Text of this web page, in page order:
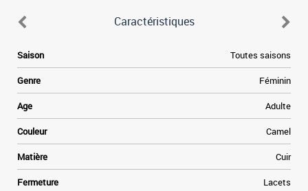
Caractéristiques
Saison Toutes saisons
Genre Féminin
Age Adulte
Couleur Camel
Matière Cuir
Fermeture Lacets